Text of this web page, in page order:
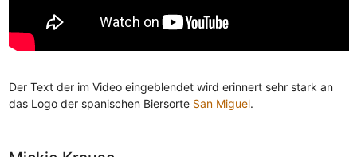
Der Text der im Video eingeblendet wird erinnert sehr stark an
das Logo der spanischen Biersorte San Miguel.